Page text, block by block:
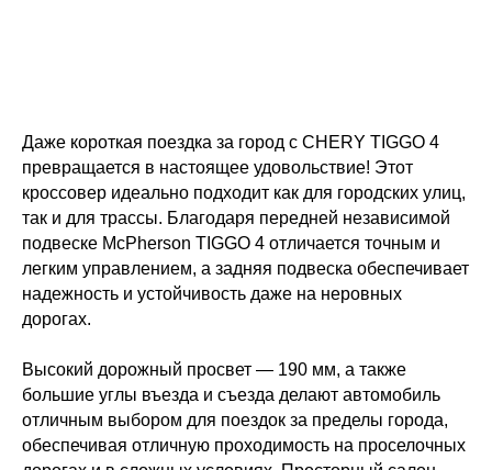
Даже короткая поездка за город с CHERY TIGGO 4
превращается в настоящее удовольствие! Этот
кроссовер идеально подходит как для городских улиц,
так и для трассы. Благодаря передней независимой
подвеске McPherson TIGGO 4 отличается точным и
легким управлением, а задняя подвеска обеспечивает
надежность и устойчивость даже на неровных
дорогах.
Высокий дорожный просвет — 190 мм, а также
большие углы въезда и съезда делают автомобиль
отличным выбором для поездок за пределы города,
обеспечивая отличную проходимость на проселочных
Официальный дилер CHERY в
Новосибирске